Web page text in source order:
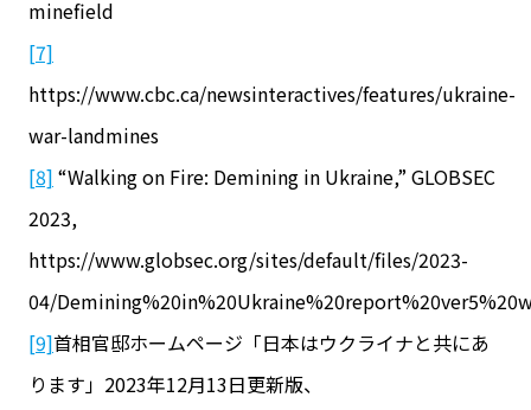
minefield
[7]
https://www.cbc.ca/newsinteractives/features/ukraine-
war-landmines
[8] “Walking on Fire: Demining in Ukraine,” GLOBSEC
2023,
https://www.globsec.org/sites/default/files/2023-
04/
[9]首相官邸ホームページ「日本はウクライナと共にあ
ります」2023年12月13日更新版、